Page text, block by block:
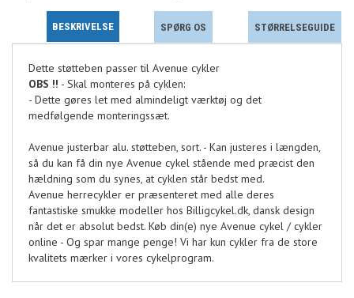
BESKRIVELSE SPØRG OS STØRRELSEGUIDE
Dette støtteben passer til Avenue cykler
OBS !! - Skal monteres på cyklen:
- Dette gøres let med almindeligt værktøj og det
medfølgende monteringssæt.
Avenue justerbar alu. støtteben, sort. - Kan justeres i længden,
så du kan få din nye Avenue cykel stående med præcist den
hældning som du synes, at cyklen står bedst med.
Avenue herrecykler er præsenteret med alle deres
fantastiske smukke modeller hos Billigcykel.dk, dansk design
når det er absolut bedst. Køb din(e) nye Avenue cykel / cykler
online - Og spar mange penge! Vi har kun cykler fra de store
kvalitets mærker i vores cykelprogram.